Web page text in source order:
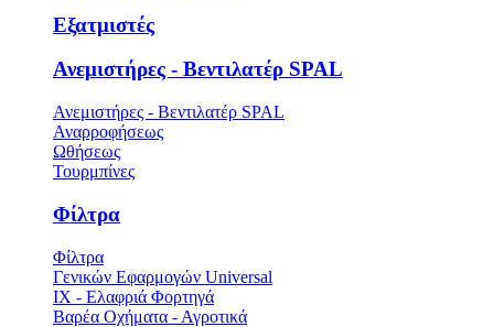
Εξατμιστές
Ανεμιστήρες - Βεντιλατέρ SPAL
Ανεμιστήρες - Βεντιλατέρ SPAL
Αναρροφήσεως
Ωθήσεως
Τουρμπίνες
Φίλτρα
Φίλτρα
Γενικών Εφαρμογών Universal
ΙΧ - Ελαφριά Φορτηγά
Βαρέα Οχήματα - Αγροτικά